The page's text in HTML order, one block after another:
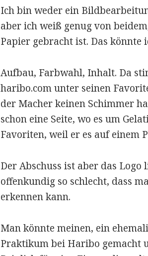
Ich bin weder ein
aber ich weiß genug von
Papier gebracht ist. Das könnte
Aufbau, Farbwahl, Inhalt. Da
haribo.com unter seinen
der Macher keinen Schimmer
schon eine Seite, wo es um
Favoriten, weil er es auf einem
Der Abschuss ist aber das
offenkundig so schlecht, dass
erkennen kann.
Man könnte meinen, ein
Praktikum bei Haribo gemacht